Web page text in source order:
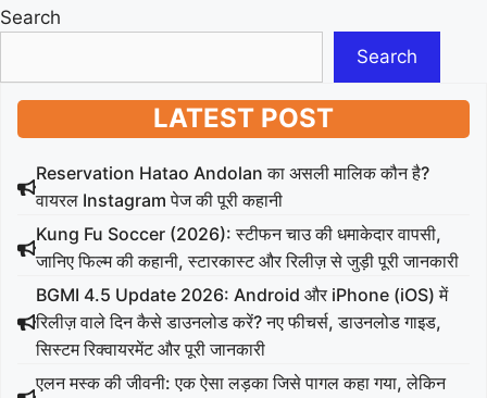
Search
Search
LATEST POST
Reservation Hatao Andolan का असली मालिक कौन है?
वायरल Instagram पेज की पूरी कहानी
Kung Fu Soccer (2026): स्टीफन चाउ की धमाकेदार वापसी,
जानिए फिल्म की कहानी, स्टारकास्ट और रिलीज़ से जुड़ी पूरी जानकारी
BGMI 4.5 Update 2026: Android और iPhone (iOS) में
रिलीज़ वाले दिन कैसे डाउनलोड करें? नए फीचर्स, डाउनलोड गाइड,
सिस्टम रिक्वायरमेंट और पूरी जानकारी
एलन मस्क की जीवनी: एक ऐसा लड़का जिसे पागल कहा गया, लेकिन